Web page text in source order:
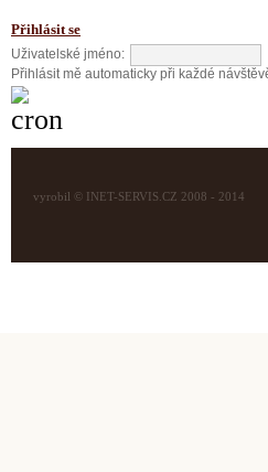
Přihlásit se
Uživatelské jméno:
Přihlásit mě automaticky při každé
vyrobil © INET-SERVIS.CZ 2008 - 2014